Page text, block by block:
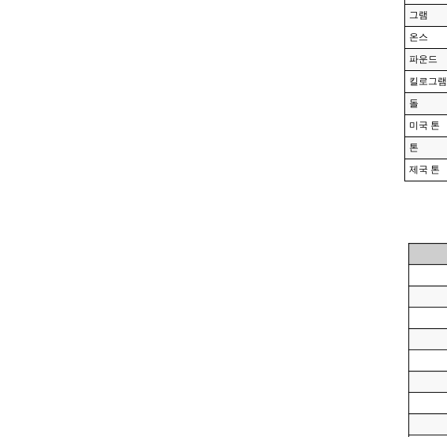
그램
온스
파운드
킬로그램
돌
미국 톤
톤
제국 톤